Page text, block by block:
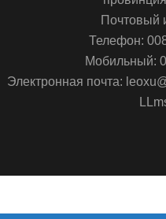
Почтовый
Телефон:
Мобильный:
Электронная почта: